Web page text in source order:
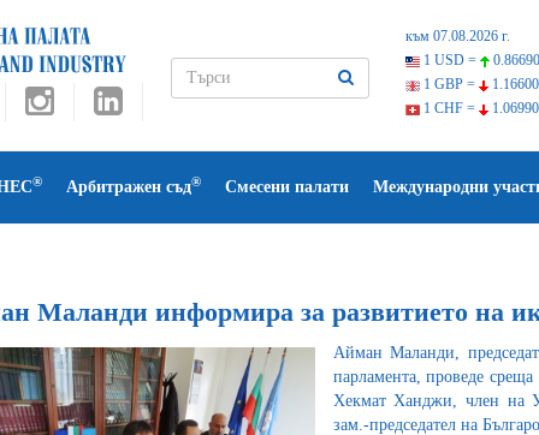
към 07.08.2026 г.
1 USD =
1 GBP =
1 CHF =
® Арбитражен съд® Смесени палати Международни
Маланди информира за развитието на
Айман Маланди,
парламента, проведе
Хекмат Ханджи, член на
зам.-председател на